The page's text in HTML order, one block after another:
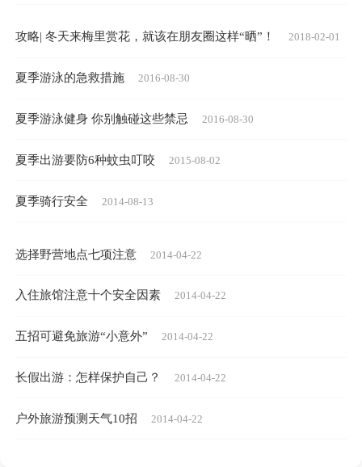
攻略| 冬天来梅里赏花，就该在朋友圈这样“晒”！ 2018-02-01
夏季游泳的急救措施 2016-08-30
夏季游泳健身 你别触碰这些禁忌 2016-08-30
夏季出游要防6种蚊虫叮咬 2015-08-02
夏季骑行安全 2014-08-13
选择野营地点七项注意 2014-04-22
入住旅馆注意十个安全因素 2014-04-22
五招可避免旅游“小意外” 2014-04-22
长假出游：怎样保护自己？ 2014-04-22
户外旅游预测天气10招 2014-04-22